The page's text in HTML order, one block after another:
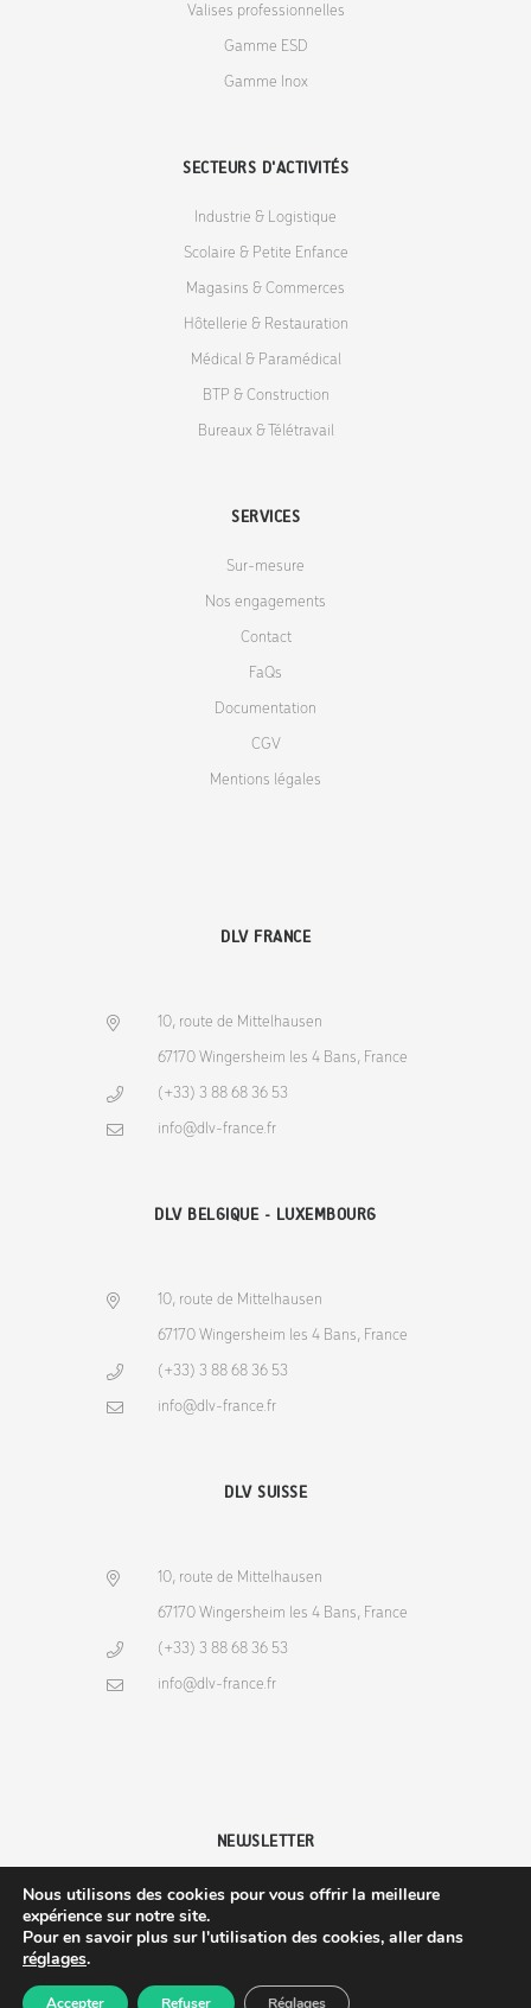
Valises professionnelles
Gamme ESD
Gamme Inox
SECTEURS D'ACTIVITÉS
Industrie & Logistique
Scolaire & Petite Enfance
Magasins & Commerces
Hôtellerie & Restauration
Médical & Paramédical
BTP & Construction
Bureaux & Télétravail
SERVICES
Sur-mesure
Nos engagements
Contact
FaQs
Documentation
CGV
Mentions légales
DLV FRANCE
10, route de Mittelhausen
67170 Wingersheim les 4 Bans, France
(+33) 3 88 68 36 53
info@dlv-france.fr
DLV BELGIQUE - LUXEMBOURG
10, route de Mittelhausen
67170 Wingersheim les 4 Bans, France
(+33) 3 88 68 36 53
info@dlv-france.fr
DLV SUISSE
10, route de Mittelhausen
67170 Wingersheim les 4 Bans, France
(+33) 3 88 68 36 53
info@dlv-france.fr
NEWSLETTER
Copyright © 2026DLV-France. Tous droits réservés.
Nous utilisons des cookies pour vous offrir la meilleure
expérience sur notre site.
Pour en savoir plus sur l'utilisation des cookies, aller dans
réglages.
Accepter Refuser Réglages